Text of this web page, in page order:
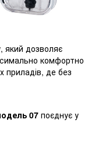
який дозволяє
комфортно
приладів, де без
07поєднує у